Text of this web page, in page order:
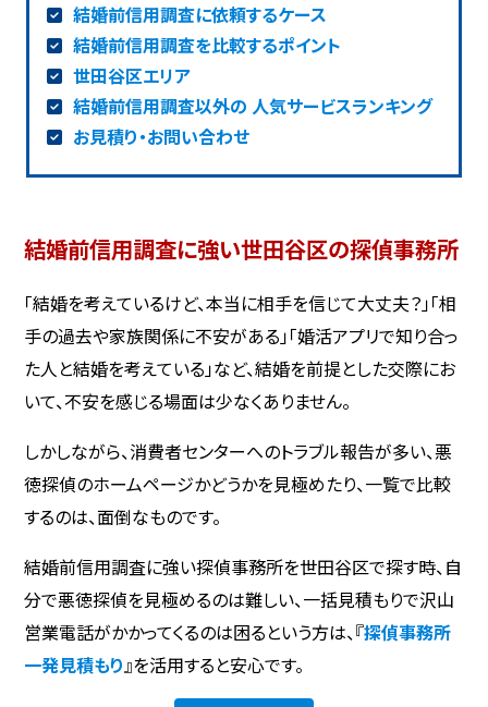
結婚前信用調査に依頼するケース
結婚前信用調査を比較するポイント
世田谷区エリア
結婚前信用調査以外の 人気サービスランキング
お見積り・お問い合わせ
結婚前信用調査に強い世田谷区の探偵事務所
「結婚を考えているけど、本当に相手を信じて大丈夫？」「相
手の過去や家族関係に不安がある」「婚活アプリで知り合っ
た人と結婚を考えている」など、結婚を前提とした交際にお
いて、不安を感じる場面は少なくありません。
しかしながら、消費者センターへのトラブル報告が多い、悪
徳探偵のホームページかどうかを見極めたり、一覧で比較
するのは、面倒なものです。
結婚前信用調査に強い探偵事務所を世田谷区で探す時、自
分で悪徳探偵を見極めるのは難しい、一括見積もりで沢山
営業電話がかかってくるのは困るという方は、『探偵事務所
一発見積もり 』を活用すると安心です。